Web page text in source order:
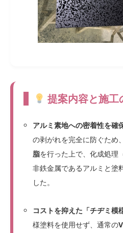
提案内容と施工
アルミ素地への密着性を確
の剥がれを完全に防ぐため
脂を行った上で、化成処理
非鉄金属であるアルミと塗
した。
コストを抑えた「チヂミ模
様塗料を使用せず、通常の